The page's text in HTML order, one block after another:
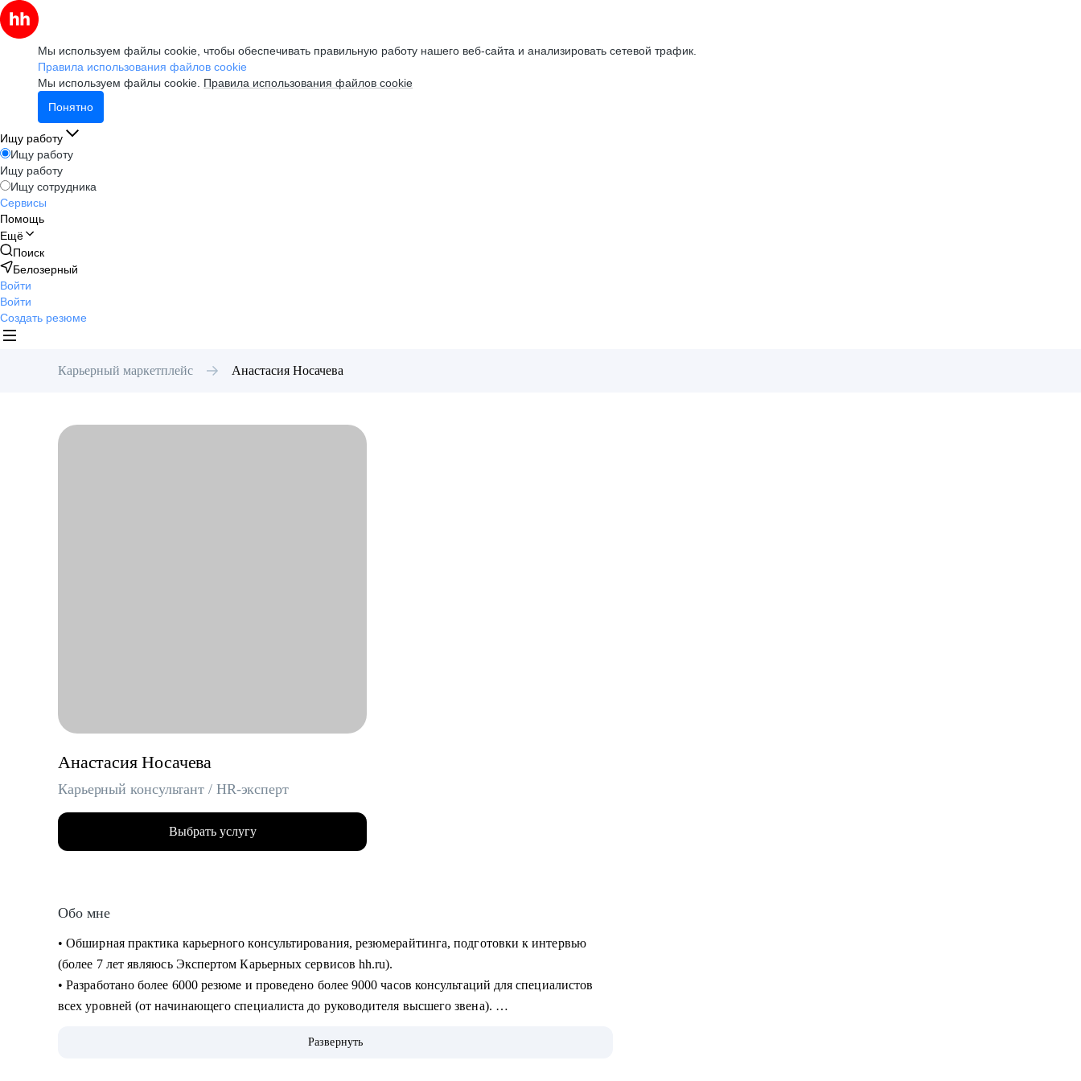
Мы используем файлы cookie, чтобы обеспечивать правильную работу нашего веб-сайта и анализировать сетевой трафик.
Правила использования файлов cookie
Мы используем файлы cookie. Правила использования файлов cookie
Понятно
Ищу работу
Ищу работу
Ищу работу
Ищу сотрудника
Сервисы
Помощь
Ещё
Поиск
Белозерный
Войти
Войти
Создать резюме
Карьерный маркетплейс Анастасия Носачева
Анастасия Носачева
Карьерный консультант / HR-эксперт
Выбрать услугу
Обо мне
• Обширная практика карьерного консультирования, резюмерайтинга, подготовки к интервью
(более 7 лет являюсь Экспертом Карьерных сервисов hh.ru).
• Разработано более 6000 резюме и проведено более 9000 часов консультаций для специалистов
всех уровней (от начинающего специалиста до руководителя высшего звена).
торговый холдинг, медицинские клиники и др.Развернуть